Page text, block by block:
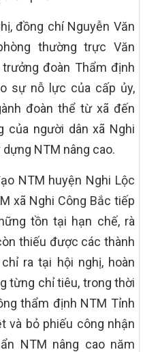
đồng chí Nguyễn Văn
thường trực Văn
đoàn Thẩm định
sự nỗ lực của cấp ủy,
đoàn thể từ xã đến
của người dân xã Nghi
NTM nâng cao.
NTM huyện Nghi Lộc
xã Nghi Công Bắc tiếp
tồn tại hạn chế, rà
thiếu được các thành
ra tại hội nghị, hoàn
từng chỉ tiêu, trong thời
thẩm định NTM Tỉnh
và bỏ phiếu công nhận
NTM nâng cao năm